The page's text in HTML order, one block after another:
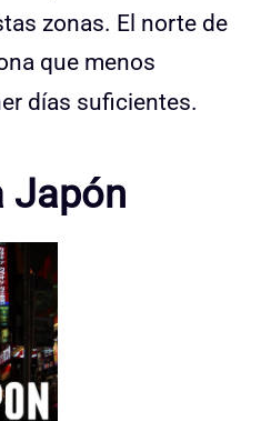
zonas. El norte de
que menos
días suficientes.
Japón